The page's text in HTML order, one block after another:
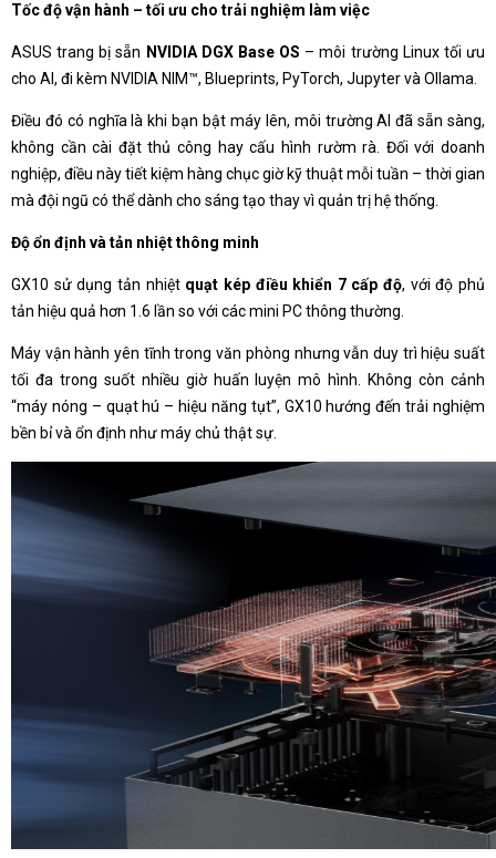
Tốc độ vận hành – tối ưu cho trải nghiệm làm việc
ASUS trang bị sẵn NVIDIA DGX Base OS – môi trường Linux tối ưu
cho AI, đi kèm NVIDIA NIM™, Blueprints, PyTorch, Jupyter và Ollama.
Điều đó có nghĩa là khi bạn bật máy lên, môi trường AI đã sẵn sàng,
không cần cài đặt thủ công hay cấu hình rườm rà. Đối với doanh
nghiệp, điều này tiết kiệm hàng chục giờ kỹ thuật mỗi tuần – thời gian
mà đội ngũ có thể dành cho sáng tạo thay vì quản trị hệ thống.
Độ ổn định và tản nhiệt thông minh
GX10 sử dụng tản nhiệt quạt kép điều khiển 7 cấp độ, với độ phủ
tản hiệu quả hơn 1.6 lần so với các mini PC thông thường.
Máy vận hành yên tĩnh trong văn phòng nhưng vẫn duy trì hiệu suất
tối đa trong suốt nhiều giờ huấn luyện mô hình. Không còn cảnh
“máy nóng – quạt hú – hiệu năng tụt”, GX10 hướng đến trải nghiệm
bền bỉ và ổn định như máy chủ thật sự.